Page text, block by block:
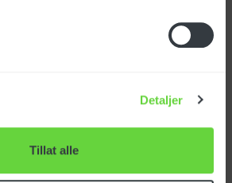
Detaljer
Tillat alle